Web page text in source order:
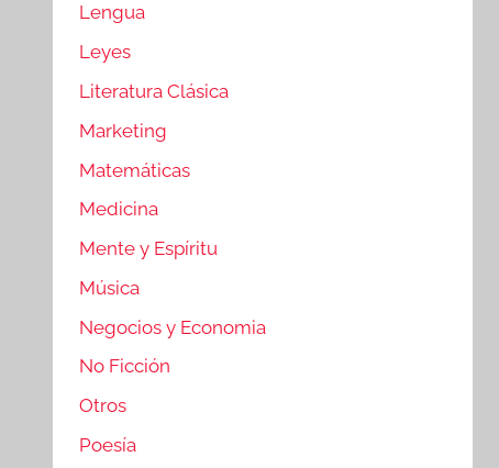
Lengua
Leyes
Literatura Clásica
Marketing
Matemáticas
Medicina
Mente y Espíritu
Música
Negocios y Economia
No Ficción
Otros
Poesía